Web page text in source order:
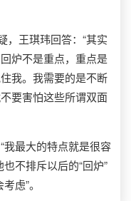
王琪玮回答：“其实
炉不是重点，重点是
我。我需要的是不断
要害怕这些所谓双面
最大的特点就是很容
不排斥以后的“回炉”
虑”。